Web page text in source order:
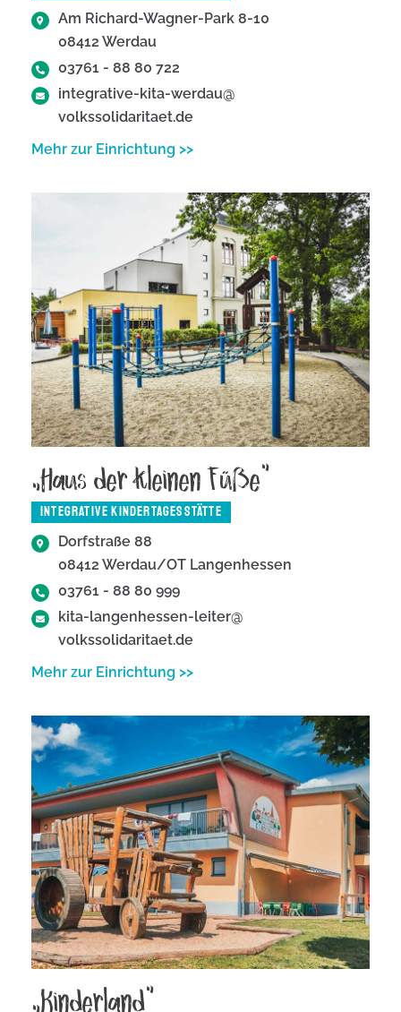
Am Richard-Wagner-Park 8-10
08412 Werdau
03761 - 88 80 722
integrative-kita-werdau@
volkssolidaritaet.de
Mehr zur Einrichtung >>
„Haus der kleinen Füße“
INTEGRATIVE KINDERTAGESSTÄTTE
Dorfstraße 88
08412 Werdau/OT Langenhessen​
03761 - 88 80 999​
kita-langenhessen-leiter@
volkssolidaritaet.de​
Mehr zur Einrichtung >>
„Kinderland“